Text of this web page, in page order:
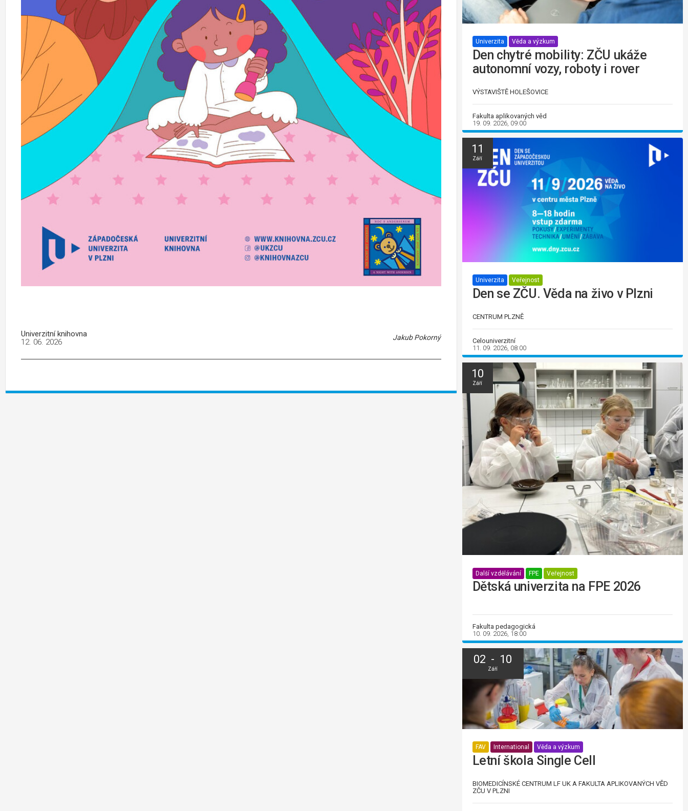
Univerzitní knihovna Jakub Pokorný
12. 06. 2026
Univerzita Věda a výzkum
Den chytré mobility: ZČU ukáže
autonomní vozy, roboty i rover
VÝSTAVIŠTĚ HOLEŠOVICE
Fakulta aplikovaných věd
19. 09. 2026, 09:00
11
Září
Univerzita Veřejnost
Den se ZČU. Věda na živo v Plzni
CENTRUM PLZNĚ
Celouniverzitní
11. 09. 2026, 08:00
10
Září
Další vzdělávání FPE Veřejnost
Dětská univerzita na FPE 2026
Fakulta pedagogická
10. 09. 2026, 18:00
02 - 10
Září
FAV International Věda a výzkum
Letní škola Single Cell
BIOMEDICÍNSKÉ CENTRUM LF UK A FAKULTA APLIKOVANÝCH VĚD
ZČU V PLZNI